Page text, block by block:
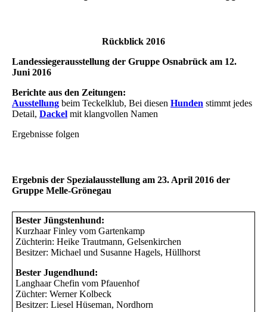
Rückblick 2016
Landessiegerausstellung der Gruppe Osnabrück am 12.
Juni 2016
Berichte aus den Zeitungen:
Ausstellung beim Teckelklub, Bei diesen Hunden stimmt jedes
Detail, Dackel mit klangvollen Namen
Ergebnisse folgen
Ergebnis der Spezialausstellung am 23. April 2016 der
Gruppe Melle-Grönegau
Bester Jüngstenhund:
Kurzhaar Finley vom Gartenkamp
Züchterin: Heike Trautmann, Gelsenkirchen
Besitzer: Michael und Susanne Hagels, Hüllhorst
Bester Jugendhund:
Langhaar Chefin vom Pfauenhof
Züchter: Werner Kolbeck
Besitzer: Liesel Hüseman, Nordhorn